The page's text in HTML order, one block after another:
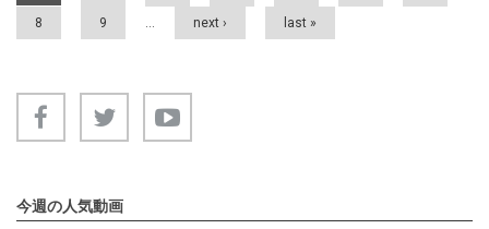
8 9 … next › last »
今週の人気動画